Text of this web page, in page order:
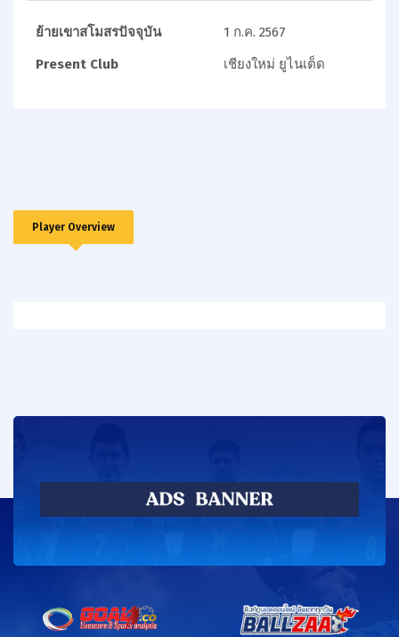
ย้ายเขาสโมสรปัจจุบัน
1 ก.ค. 2567
Present Club
เชียงใหม่ ยูไนเต็ด
Player Overview